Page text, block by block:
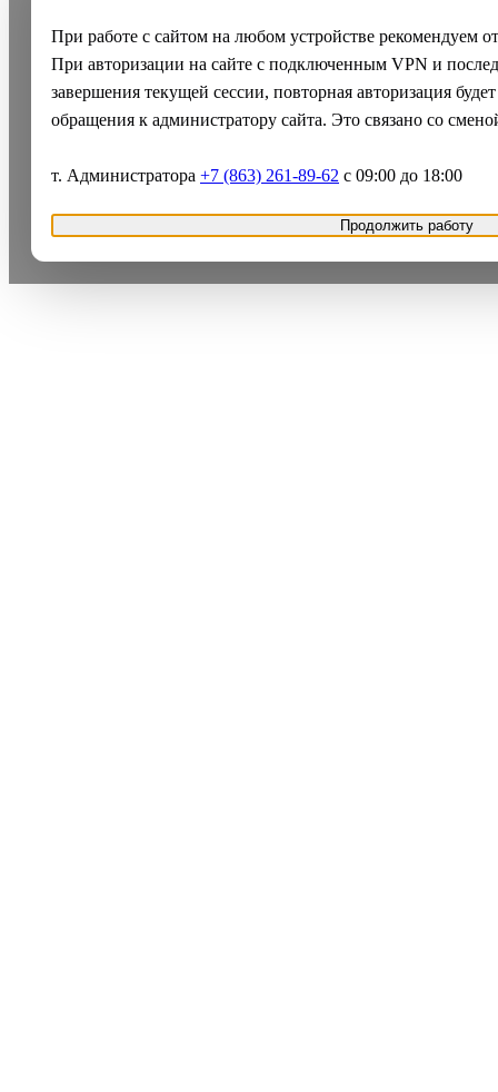
При работе с сайтом на любом устройстве рекомендуем
При авторизации на сайте с подключенным VPN и
завершения текущей сессии, повторная авторизация
обращения к администратору сайта. Это связано со
т. Администратора +7 (863) 261-89-62 с 09:00 до 18:00
Продолжить работу